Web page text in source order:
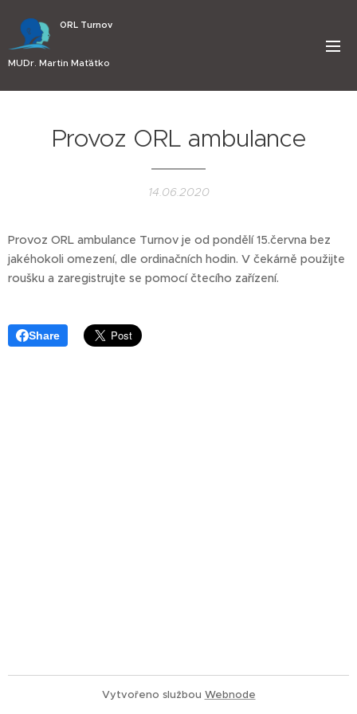
ORL Turnov
MUDr. Martin Maťátko
Provoz ORL ambulance
14.06.2020
Provoz ORL ambulance Turnov je od pondělí 15.června bez
jakéhokoli omezení, dle ordinačních hodin. V čekárně použijte
roušku a zaregistrujte se pomocí čtecího zařízení.
Share
Vytvořeno službou Webnode